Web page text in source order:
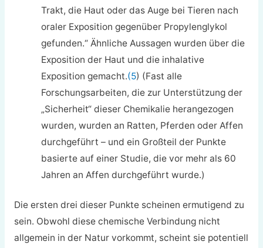
Trakt, die Haut oder das Auge bei Tieren nach
oraler Exposition gegenüber Propylenglykol
gefunden.“ Ähnliche Aussagen wurden über die
Exposition der Haut und die inhalative
Exposition gemacht.(5) (Fast alle
Forschungsarbeiten, die zur Unterstützung der
„Sicherheit“ dieser Chemikalie herangezogen
wurden, wurden an Ratten, Pferden oder Affen
durchgeführt – und ein Großteil der Punkte
basierte auf einer Studie, die vor mehr als 60
Jahren an Affen durchgeführt wurde.)
Die ersten drei dieser Punkte scheinen ermutigend zu
sein. Obwohl diese chemische Verbindung nicht
allgemein in der Natur vorkommt, scheint sie potentiell